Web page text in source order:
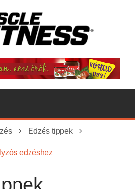
Edzés tippek
edzéshez